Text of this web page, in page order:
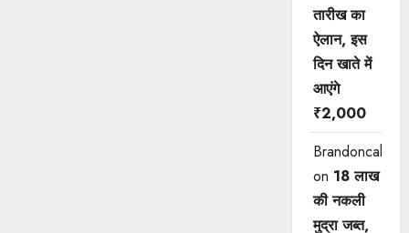
तारीख का
ऐलान, इस
दिन खाते में
आएंगे
₹2,000
Brandoncah
on 18 लाख
की नकली
मुद्रा जब्त,